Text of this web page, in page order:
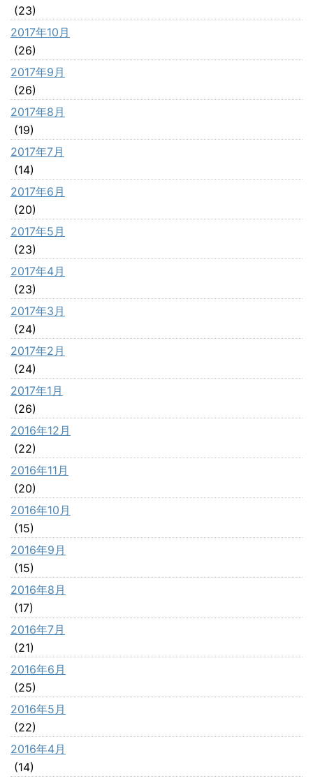
(23)
2017年10月
(26)
2017年9月
(26)
2017年8月
(19)
2017年7月
(14)
2017年6月
(20)
2017年5月
(23)
2017年4月
(23)
2017年3月
(24)
2017年2月
(24)
2017年1月
(26)
2016年12月
(22)
2016年11月
(20)
2016年10月
(15)
2016年9月
(15)
2016年8月
(17)
2016年7月
(21)
2016年6月
(25)
2016年5月
(22)
2016年4月
(14)